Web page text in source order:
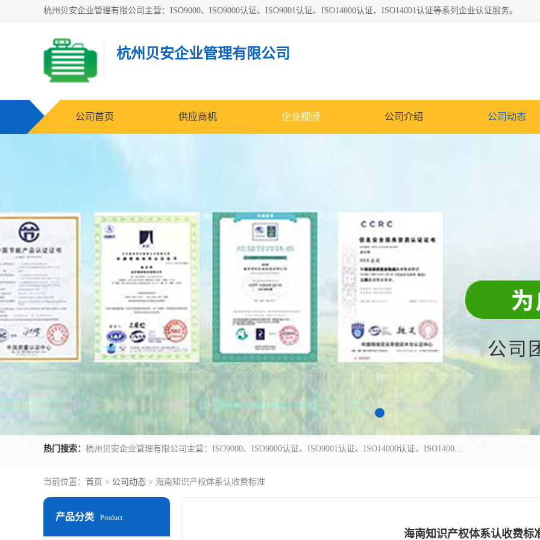
杭州贝安企业管理有限公司主营：ISO9000、ISO9000认证、ISO9001认证、ISO14000认证、ISO14001认证等系列企业认证服务。
杭州贝安企业管理有限公司
公司首页 供应商机 企业视频 公司介绍 公司动态
热门搜索： 杭州贝安企业管理有限公司主营：ISO9000、ISO9000认证、ISO9001认证、ISO14000认证、ISO14001认证等系列企业认证服务。
当前位置： 首页 > 公司动态 > 海南知识产权体系认收费标准
产品分类 Product
海南知识产权体系认收费标